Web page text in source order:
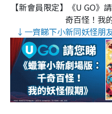
【新會員限定】《U GO》
奇百怪！我
↓一齊睇下小新同妖怪朋